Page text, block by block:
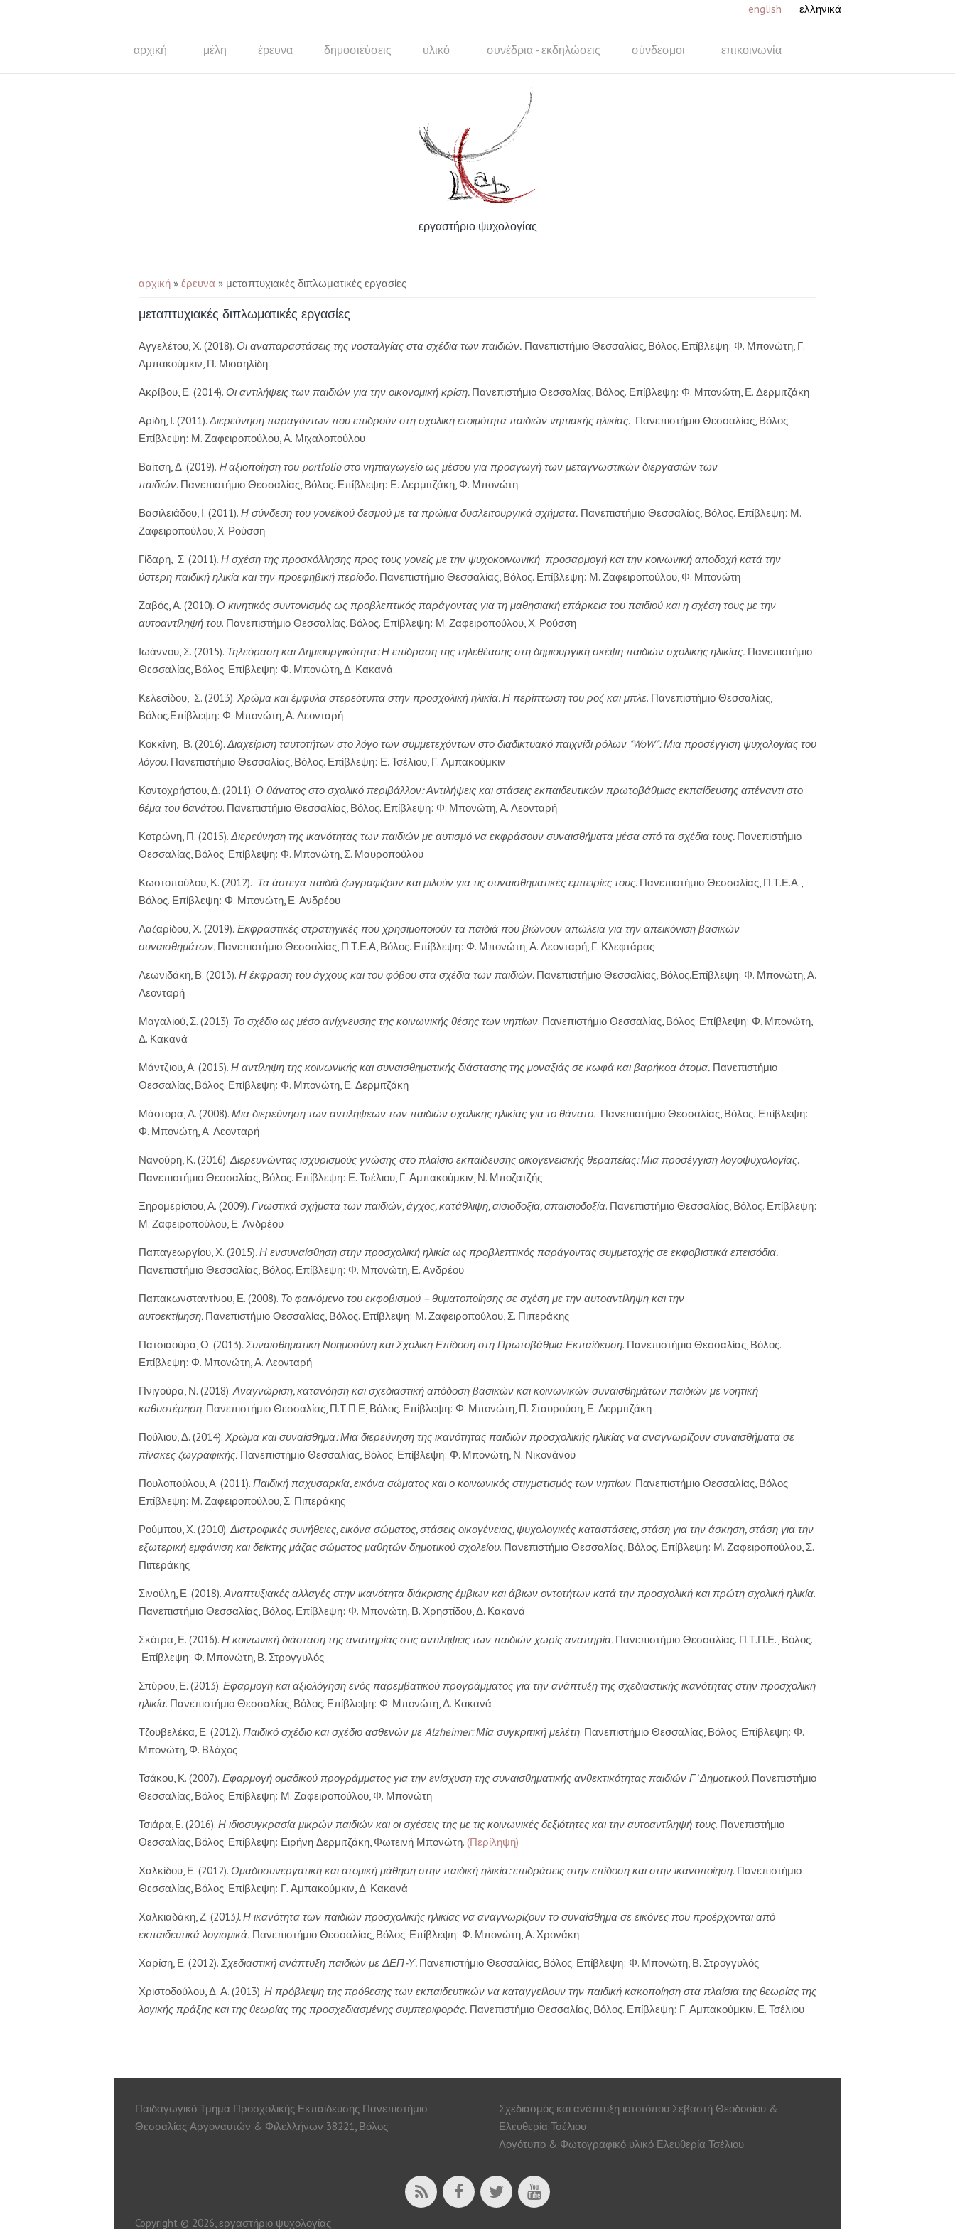
english ελληνικά
αρχική μέλη έρευνα δημοσιεύσεις υλικό συνέδρια - εκδηλώσεις σύνδεσμοι επικοινωνία
εργαστήριο ψυχολογίας
You are here
αρχική » έρευνα » μεταπτυχιακές διπλωματικές εργασίες
μεταπτυχιακές διπλωματικές εργασίες
Αγγελέτου, Χ. (2018). Οι αναπαραστάσεις της νοσταλγίας στα σχέδια των παιδιών. Πανεπιστήμιο Θεσσαλίας, Βόλος. Επίβλεψη: Φ. Μπονώτη, Γ.
Αμπακούμκιν, Π. Μισαηλίδη
Ακρίβου, Ε. (2014). Οι αντιλήψεις των παιδιών για την οικονομική κρίση. Πανεπιστήμιο Θεσσαλίας, Βόλος. Επίβλεψη: Φ. Μπονώτη, Ε. Δερμιτζάκη
Αρίδη, Ι. (2011).Διερεύνηση παραγόντων που επιδρούν στη σχολική ετοιμότητα παιδιών νηπιακής ηλικίας. Πανεπιστήμιο Θεσσαλίας, Βόλος.
Επίβλεψη: Μ. Ζαφειροπούλου, Α. Μιχαλοπούλου
Βαίτση, Δ. (2019). Hαξιοποίηση του portfolioστο νηπιαγωγείο ως μέσου για προαγωγή των μεταγνωστικών διεργασιών των
παιδιών. Πανεπιστήμιο Θεσσαλίας, Βόλος. Επίβλεψη: Ε. Δερμιτζάκη, Φ. Μπονώτη
Βασιλειάδου, Ι. (2011). Η σύνδεση του γονεϊκού δεσμού με τα πρώιμα δυσλειτουργικά σχήματα. Πανεπιστήμιο Θεσσαλίας, Βόλος. Επίβλεψη: Μ.
Ζαφειροπούλου, X. Ρούσση
Γίδαρη, Σ. (2011). Η σχέση της προσκόλλησης προς τους γονείς με την ψυχοκοινωνική προσαρμογή και την κοινωνική αποδοχή κατά την
ύστερη παιδική ηλικία και την προεφηβική περίοδο. Πανεπιστήμιο Θεσσαλίας, Βόλος. Επίβλεψη: Μ. Ζαφειροπούλου, Φ. Μπονώτη
Ζαβός, Α. (2010). Ο κινητικός συντονισμός ως προβλεπτικός παράγοντας για τη μαθησιακή επάρκεια του παιδιού και η σχέση τους με την
αυτοαντίληψή του. Πανεπιστήμιο Θεσσαλίας, Βόλος. Επίβλεψη: Μ. Ζαφειροπούλου, Χ. Ρούσση
Ιωάννου, Σ. (2015). Τηλεόραση και Δημιουργικότητα: Η επίδραση της τηλεθέασης στη δημιουργική σκέψη παιδιών σχολικής ηλικίας. Πανεπιστήμιο
Θεσσαλίας, Βόλος. Επίβλεψη: Φ. Μπονώτη, Δ. Κακανά.
Κελεσίδου, Σ. (2013). Χρώμα και έμφυλα στερεότυπα στην προσχολική ηλικία. Η περίπτωση του ροζ και μπλε. Πανεπιστήμιο Θεσσαλίας,
Βόλος.Επίβλεψη: Φ. Μπονώτη, Α. Λεονταρή
Κοκκίνη, Β. (2016).Διαχείριση ταυτοτήτων στο λόγο των συμμετεχόντων στο διαδικτυακό παιχνίδι ρόλων "WoW": Μια προσέγγιση ψυχολογίας του
λόγου. Πανεπιστήμιο Θεσσαλίας, Βόλος. Επίβλεψη: Ε. Τσέλιου, Γ. Αμπακούμκιν
Κοντοχρήστου, Δ. (2011). Ο θάνατος στο σχολικό περιβάλλον: Αντιλήψεις και στάσεις εκπαιδευτικών πρωτοβάθμιας εκπαίδευσης απέναντι στο
θέμα του θανάτου. Πανεπιστήμιο Θεσσαλίας, Βόλος. Επίβλεψη: Φ. Μπονώτη, Α. Λεονταρή
Κοτρώνη, Π. (2015).Διερεύνηση της ικανότητας των παιδιών με αυτισμό να εκφράσουν συναισθήματα μέσα από τα σχέδια τους. Πανεπιστήμιο
Θεσσαλίας, Βόλος. Επίβλεψη: Φ. Μπονώτη, Σ. Μαυροπούλου
Κωστοπούλου, Κ. (2012). Τα άστεγα παιδιά ζωγραφίζουν και μιλούν για τις συναισθηματικές εμπειρίες τους. Πανεπιστήμιο Θεσσαλίας, Π.Τ.Ε.Α.,
Βόλος. Επίβλεψη: Φ. Μπονώτη, Ε. Ανδρέου
Λαζαρίδου, Χ. (2019). Εκφραστικές στρατηγικές που χρησιμοποιούν τα παιδιά που βιώνουν απώλεια για την απεικόνιση βασικών
συναισθημάτων. Πανεπιστήμιο Θεσσαλίας, Π.Τ.Ε.Α, Βόλος. Επίβλεψη: Φ. Μπονώτη, Α. Λεονταρή, Γ. Κλεφτάρας
Λεωνιδάκη, Β. (2013). Η έκφραση του άγχους και του φόβου στα σχέδια των παιδιών. Πανεπιστήμιο Θεσσαλίας, Βόλος.Επίβλεψη: Φ. Μπονώτη, Α.
Λεονταρή
Μαγαλιού, Σ. (2013). Το σχέδιο ως μέσο ανίχνευσης της κοινωνικής θέσης των νηπίων. Πανεπιστήμιο Θεσσαλίας, Βόλος. Επίβλεψη: Φ. Μπονώτη,
Δ. Κακανά
Μάντζιου, Α. (2015). Η αντίληψη της κοινωνικής και συναισθηματικής διάστασης της μοναξιάς σε κωφά και βαρήκοα άτομα. Πανεπιστήμιο
Θεσσαλίας, Βόλος. Επίβλεψη: Φ. Μπονώτη, Ε. Δερμιτζάκη
Μάστορα, Α. (2008). Μια διερεύνηση των αντιλήψεων των παιδιών σχολικής ηλικίας για το θάνατο. Πανεπιστήμιο Θεσσαλίας, Βόλος. Επίβλεψη:
Φ. Μπονώτη, Α. Λεονταρή
Νανούρη, Κ. (2016).Διερευνώντας ισχυρισμούς γνώσης στο πλαίσιο εκπαίδευσης οικογενειακής θεραπείας: Μια προσέγγιση λογοψυχολογίας.
Πανεπιστήμιο Θεσσαλίας, Βόλος. Επίβλεψη: Ε. Τσέλιου, Γ. Αμπακούμκιν, Ν. Μποζατζής
Ξηρομερίσιου, Α. (2009). Γνωστικά σχήματα των παιδιών, άγχος, κατάθλιψη, αισιοδοξία, απαισιοδοξία. Πανεπιστήμιο Θεσσαλίας, Βόλος. Επίβλεψη:
Μ. Ζαφειροπούλου, Ε. Ανδρέου
Παπαγεωργίου, Χ. (2015). Η ενσυναίσθηση στην προσχολική ηλικία ως προβλεπτικός παράγοντας συμμετοχής σε εκφοβιστικά επεισόδια.
Πανεπιστήμιο Θεσσαλίας, Βόλος. Επίβλεψη: Φ. Μπονώτη, Ε. Ανδρέου
Παπακωνσταντίνου, Ε. (2008). Το φαινόμενο του εκφοβισμού – θυματοποίησης σε σχέση με την αυτοαντίληψη και την
αυτοεκτίμηση. Πανεπιστήμιο Θεσσαλίας, Βόλος. Επίβλεψη: Μ. Ζαφειροπούλου, Σ. Πιπεράκης
Πατσιαούρα, Ο. (2013). Συναισθηματική Νοημοσύνη και Σχολική Επίδοση στη Πρωτοβάθμια Εκπαίδευση. Πανεπιστήμιο Θεσσαλίας, Βόλος.
Επίβλεψη: Φ. Μπονώτη, Α. Λεονταρή
Πνιγούρα, Ν. (2018).Αναγνώριση, κατανόηση και σχεδιαστική απόδοση βασικών και κοινωνικών συναισθημάτων παιδιών με νοητική
καθυστέρηση. Πανεπιστήμιο Θεσσαλίας, Π.Τ.Π.Ε, Βόλος. Επίβλεψη: Φ. Μπονώτη, Π. Σταυρούση, Ε. Δερμιτζάκη
Πούλιου, Δ. (2014). Χρώμα και συναίσθημα: Μια διερεύνηση της ικανότητας παιδιών προσχολικής ηλικίας να αναγνωρίζουν συναισθήματα σε
πίνακες ζωγραφικής. Πανεπιστήμιο Θεσσαλίας, Βόλος. Επίβλεψη: Φ. Μπονώτη, Ν. Νικονάνου
Πουλοπούλου, Α. (2011). Παιδική παχυσαρκία, εικόνα σώματος και ο κοινωνικός στιγματισμός των νηπίων. Πανεπιστήμιο Θεσσαλίας, Βόλος.
Επίβλεψη: Μ. Ζαφειροπούλου, Σ. Πιπεράκης
Ρούμπου, Χ. (2010).Διατροφικές συνήθειες, εικόνα σώματος, στάσεις οικογένειας, ψυχολογικές καταστάσεις, στάση για την άσκηση, στάση για την
εξωτερική εμφάνιση και δείκτης μάζας σώματος μαθητών δημοτικού σχολείου. Πανεπιστήμιο Θεσσαλίας, Βόλος. Επίβλεψη: Μ. Ζαφειροπούλου, Σ.
Πιπεράκης
Σινούλη, Ε. (2018).Αναπτυξιακές αλλαγές στην ικανότητα διάκρισης έμβιων και άβιων οντοτήτων κατά την προσχολική και πρώτη σχολική ηλικία.
Πανεπιστήμιο Θεσσαλίας, Βόλος. Επίβλεψη: Φ. Μπονώτη, Β. Χρηστίδου, Δ. Κακανά
Σκότρα, Ε. (2016). Η κοινωνική διάσταση της αναπηρίας στις αντιλήψεις των παιδιών χωρίς αναπηρία. Πανεπιστήμιο Θεσσαλίας. Π.Τ.Π.Ε., Βόλος.
Επίβλεψη: Φ. Μπονώτη, Β. Στρογγυλός
Σπύρου, Ε. (2013). Εφαρμογή και αξιολόγηση ενός παρεμβατικού προγράμματος για την ανάπτυξη της σχεδιαστικής ικανότητας στην προσχολική
ηλικία. Πανεπιστήμιο Θεσσαλίας, Βόλος. Επίβλεψη: Φ. Μπονώτη, Δ. Κακανά
Τζουβελέκα, Ε. (2012). Παιδικό σχέδιο και σχέδιο ασθενών με Alzheimer: Μία συγκριτική μελέτη. Πανεπιστήμιο Θεσσαλίας, Βόλος. Επίβλεψη: Φ.
Μπονώτη, Φ. Βλάχος
Τσάκου, Κ. (2007). Εφαρμογή ομαδικού προγράμματος για την ενίσχυση της συναισθηματικής ανθεκτικότητας παιδιών Γ’ Δημοτικού. Πανεπιστήμιο
Θεσσαλίας, Βόλος. Επίβλεψη: Μ. Ζαφειροπούλου, Φ. Μπονώτη
Τσιάρα, E. (2016). Η ιδιοσυγκρασία μικρών παιδιών και οι σχέσεις της με τις κοινωνικές δεξιότητες και την αυτοαντίληψή τους. Πανεπιστήμιο
Θεσσαλίας, Βόλος. Επίβλεψη: Ειρήνη Δερμιτζάκη, Φωτεινή Μπονώτη. (Περίληψη)
Χαλκίδου, Ε. (2012). Ομαδοσυνεργατική και ατομική μάθηση στην παιδική ηλικία: επιδράσεις στην επίδοση και στην ικανοποίηση. Πανεπιστήμιο
Θεσσαλίας, Βόλος. Επίβλεψη: Γ. Αμπακούμκιν, Δ. Κακανά
Χαλκιαδάκη, Ζ. (2013). Η ικανότητα των παιδιών προσχολικής ηλικίας να αναγνωρίζουν το συναίσθημα σε εικόνες που προέρχονται από
εκπαιδευτικά λογισμικά. Πανεπιστήμιο Θεσσαλίας, Βόλος. Επίβλεψη: Φ. Μπονώτη, Α. Χρονάκη
Χαρίση, Ε. (2012). Σχεδιαστική ανάπτυξη παιδιών με ΔΕΠ-Υ. Πανεπιστήμιο Θεσσαλίας, Βόλος. Επίβλεψη: Φ. Μπονώτη, Β. Στρογγυλός
Χριστοδούλου, Δ. Α. (2013). Η πρόβλεψη της πρόθεσης των εκπαιδευτικών να καταγγείλουν την παιδική κακοποίηση στα πλαίσια της θεωρίας της
λογικής πράξης και της θεωρίας της προσχεδιασμένης συμπεριφοράς. Πανεπιστήμιο Θεσσαλίας, Βόλος. Επίβλεψη: Γ. Αμπακούμκιν, Ε. Τσέλιου
Παιδαγωγικό Τμήμα Προσχολικής Εκπαίδευσης Πανεπιστήμιο
Θεσσαλίας Αργοναυτών & Φιλελλήνων 38221, Βόλος
Σχεδιασμός και ανάπτυξη ιστοτόπου Σεβαστή Θεοδοσίου &
Ελευθερία Τσέλιου
Λογότυπο & Φωτογραφικό υλικό Ελευθερία Τσέλιου
Copyright © 2026, εργαστήριο ψυχολογίας